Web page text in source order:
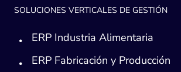
SOLUCIONES VERTICALES DE GESTIÓN
ERP Industria Alimentaria
ERP Fabricación y Producción